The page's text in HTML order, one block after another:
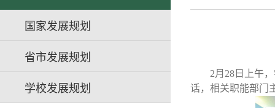
国家发展规划
省市发展规划
学校发展规划
2月28日上午
话，相关职能部门